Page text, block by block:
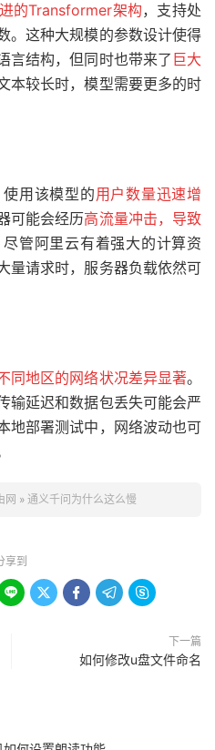
的Transformer架构，支持处
。这种大规模的参数设计使得
言结构，但同时也带来了 巨大
本较长时，模型需要更多的时
用该模型的用户数量迅速增
可能会经历高流量冲击，导致
尽管阿里云有着强大的计算资
量请求时，服务器负载依然可
同地区的网络状况差异显著。
输延迟和数据包丢失可能会严
地部署测试中，网络波动也可
网 » 通义千问为什么这么慢
享到
    
下一篇
如何修改u盘文件命名